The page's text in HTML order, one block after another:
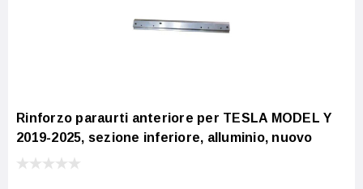
Rinforzo paraurti anteriore per TESLA MODEL Y
2019-2025, sezione inferiore, alluminio, nuovo